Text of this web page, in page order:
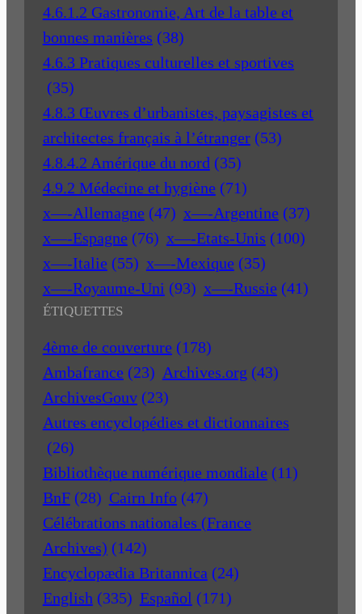
4.6.1.2 Gastronomie, Art de la table et
bonnes manières (38)
4.6.3 Pratiques culturelles et sportives
(35)
4.8.3 Œuvres d’urbanistes, paysagistes et
architectes français à l’étranger (53)
4.8.4.2 Amérique du nord (35)
4.9.2 Médecine et hygiène (71)
x—-Allemagne (47) x—-Argentine (37)
x—-Espagne (76) x—-Etats-Unis (100)
x—-Italie (55) x—-Mexique (35)
x—-Royaume-Uni (93) x—-Russie (41)
ÉTIQUETTES
4ème de couverture (178)
Ambafrance (23) Archives.org (43)
ArchivesGouv (23)
Autres encyclopédies et dictionnaires
(26)
Bibliothèque numérique mondiale (11)
BnF (28) Cairn Info (47)
Célébrations nationales (France
Archives) (142)
Encyclopædia Britannica (24)
English (335) Español (171)